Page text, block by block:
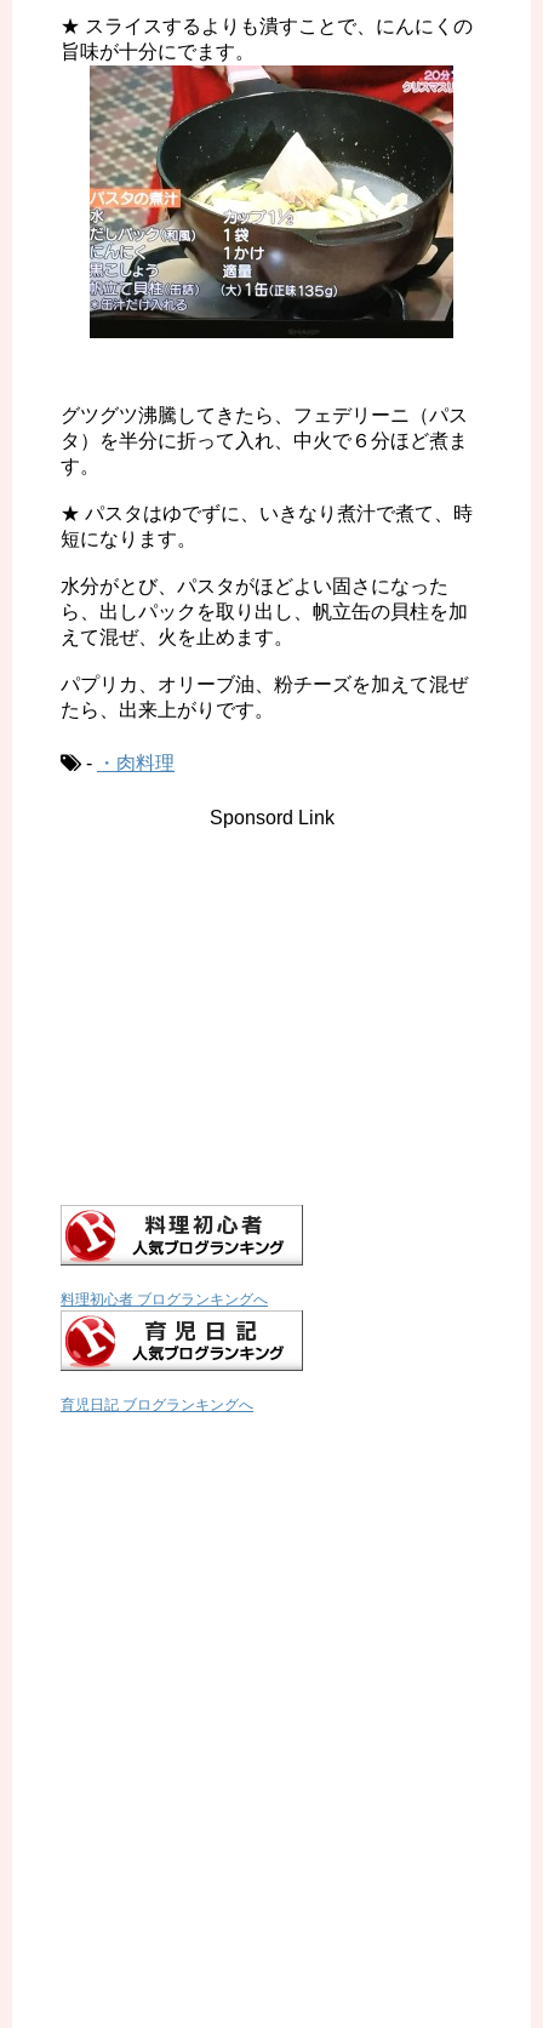
★ スライスするよりも潰すことで、にんにくの
旨味が十分にでます。
グツグツ沸騰してきたら、フェデリーニ（パス
タ）を半分に折って入れ、中火で６分ほど煮ま
す。
★ パスタはゆでずに、いきなり煮汁で煮て、時
短になります。
水分がとび、パスタがほどよい固さになった
ら、出しパックを取り出し、帆立缶の貝柱を加
えて混ぜ、火を止めます。
パプリカ、オリーブ油、粉チーズを加えて混ぜ
たら、出来上がりです。
- ・肉料理
Sponsord Link
料理初心者 ブログランキングへ
育児日記 ブログランキングへ